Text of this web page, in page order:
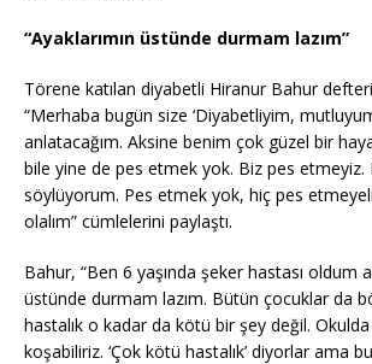
“Ayaklarımın üstünde durmam lazım”
Törene katılan diyabetli Hiranur Bahur
“Merhaba bugün size ‘Diyabetliyim,
anlatacağım. Aksine benim çok güzel bir
bile yine de pes etmek yok. Biz pes etmeyiz.
söylüyorum. Pes etmek yok, hiç pes
olalım” cümlelerini paylaştı.
Bahur, “Ben 6 yaşında şeker hastası oldum
üstünde durmam lazım. Bütün çocuklar da
hastalık o kadar da kötü bir şey değil.
koşabiliriz. ‘Çok kötü hastalık’ diyorlar ama